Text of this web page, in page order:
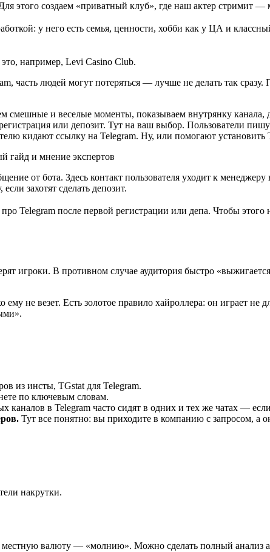
этого создаем «приватный клуб», где наш актер стримит
у него есть семья, ценности, хобби как у ЦА и
например, Levi Casino Club.
часть людей могут потеряться — лучше не делать так
смешные и веселые моменты, показываем внутрянку канала,
или депозит. Тут на ваш выбор. Пользователи
кидают ссылку на Telegram. Ну, или помогают установить
от бота. Здесь контакт пользователя уходит к
захотят сделать депозит.
Telegram после первой регистрации или депа. Чтобы
игроки. В противном случае аудитория быстро
не везет. Есть золотое правило хайроллера: он играет не
из инсты, TGstat для Telegram.
по ключевым словам.
каналов в Telegram часто сидят в одних и тех же чатах —
Тут все понятно: вы приходите в компанию с запросом,
накрутки.
местную валюту — «молнию». Можно сделать полный анализ